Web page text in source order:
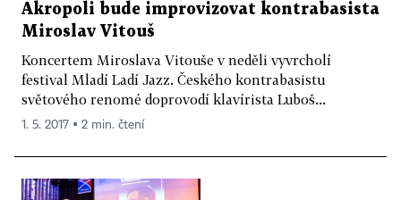
Akropoli bude improvizovat kontrabasista
Miroslav Vitouš
Koncertem Miroslava Vitouše v neděli vyvrcholí
festival Mladí Ladí Jazz. Českého kontrabasistu
světového renomé doprovodí klavírista Luboš...
1. 5. 2017 ▪ 2 min. čtení